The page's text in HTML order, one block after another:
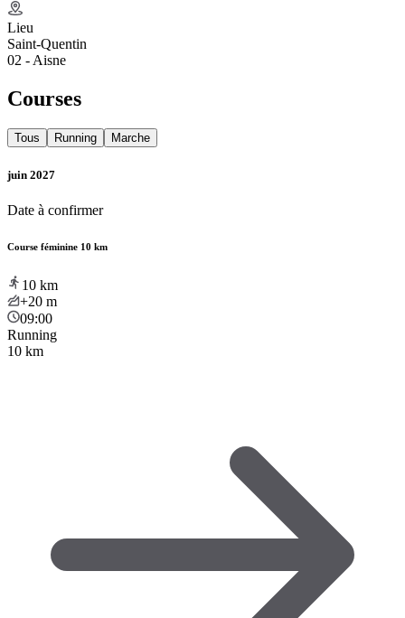
Lieu
Saint-Quentin
02 - Aisne
Courses
Tous Running Marche
juin 2027
Date à confirmer
Course féminine 10 km
10 km
+20 m
09:00
Running
10 km